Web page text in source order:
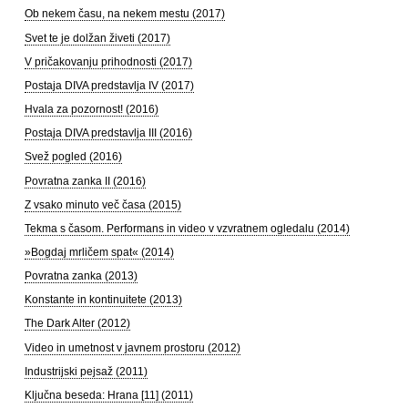
Ob nekem času, na nekem mestu (2017)
Svet te je dolžan živeti (2017)
V pričakovanju prihodnosti (2017)
Postaja DIVA predstavlja IV (2017)
Hvala za pozornost! (2016)
Postaja DIVA predstavlja III (2016)
Svež pogled (2016)
Povratna zanka II (2016)
Z vsako minuto več časa (2015)
Tekma s časom. Performans in video v vzvratnem ogledalu (2014)
»Bogdaj mrličem spat« (2014)
Povratna zanka (2013)
Konstante in kontinuitete (2013)
The Dark Alter (2012)
Video in umetnost v javnem prostoru (2012)
Industrijski pejsaž (2011)
Ključna beseda: Hrana [11] (2011)